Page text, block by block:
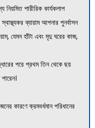
শারীরিক কার্যকলাপ
ব্যায়াম আপনার পুনর্বাসন
যেমন হাঁটা এবং মৃদু ঘরের কাজ,
পরে প্রথম তিন থেকে ছয়
কারণে ক্রমবর্ধমান পরিধানের